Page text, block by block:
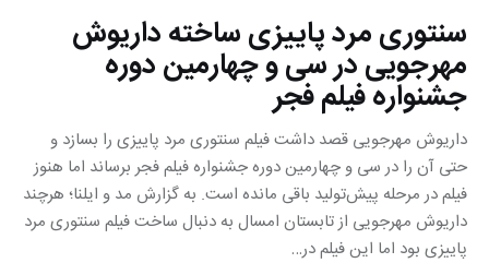
سنتوری مرد پاییزی ساخته داریوش
مهرجویی در سی و چهارمین دوره
جشنواره فیلم فجر
داریوش مهرجویی قصد داشت فیلم سنتوری مرد پاییزی را بسازد و
حتی آن را در سی و چهارمین دوره جشنواره فیلم فجر برساند اما هنوز
فیلم در مرحله پیش‌تولید باقی مانده است. به گزارش مد و ایلنا؛ هرچند
داریوش مهرجویی از تابستان امسال به دنبال ساخت فیلم سنتوری مرد
پاییزی بود اما این فیلم در…